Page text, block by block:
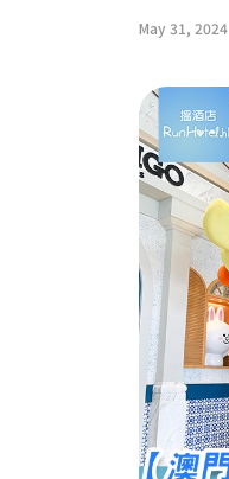
May 31, 2024